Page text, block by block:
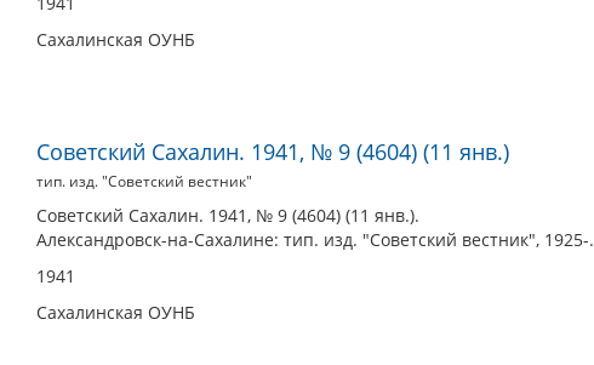
Сахалинская ОУНБ
Советский Сахалин. 1941, № 9 (4604) (11 янв.)
тип. изд. "Советский вестник"
Советский Сахалин. 1941, № 9 (4604) (11 янв.).
Александровск-на-Сахалине: тип. изд. "Советский вестник", 1925-.
1941
Сахалинская ОУНБ